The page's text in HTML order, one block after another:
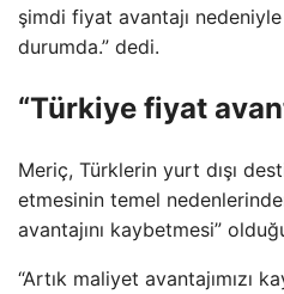
şimdi fiyat avantajı
durumda.” dedi.
“Türkiye fiyat
Meriç, Türklerin yurt dışı
etmesinin temel
avantajını kaybetmesi”
“Artık maliyet avantajımızı